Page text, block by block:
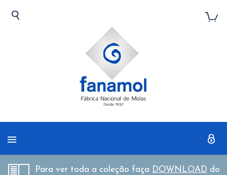
Para ver toda a coleção faça DOWNLOAD do